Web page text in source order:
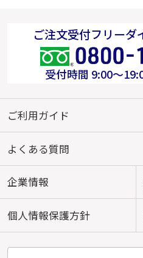
ご注文受付フリーダ
受付時間 9:00～
ご利用ガイド
よくある質問
企業情報
個人情報保護方針